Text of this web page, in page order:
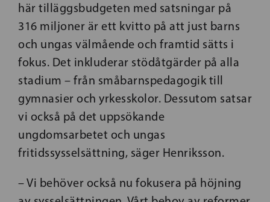
här tilläggsbudgeten med satsningar på
316 miljoner är ett kvitto på att just barns
och ungas välmående och framtid sätts i
fokus. Det inkluderar stödåtgärder på alla
stadium – från småbarnspedagogik till
gymnasier och yrkesskolor. Dessutom satsar
vi också på det uppsökande
ungdomsarbetet och ungas
fritidssysselsättning, säger Henriksson.
– Vi behöver också nu fokusera på höjning